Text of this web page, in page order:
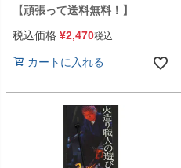
【頑張って送料無料！】
税込価格 ¥2,470税込
カートに入れる